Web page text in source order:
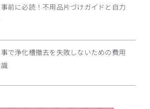
前に必読！不用品片づけガイドと自力
で浄化槽撤去を失敗しないための費用